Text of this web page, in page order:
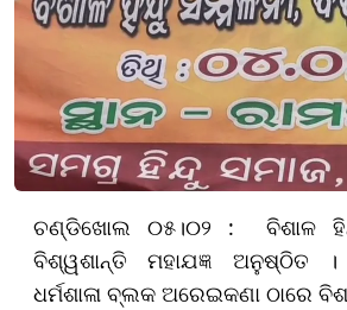
ଚଣ୍ଡିଖୋଲ ୦୫।୦୨ : ବିଶାଳ
ବିଶ୍ୱଶାନ୍ତି ମହାଯଜ୍ଞ ଅନୁଷ୍ଠିତ
ଧର୍ମଶାଳା ବ୍ଲକ ଅରେଇକଣା ଠାରେ